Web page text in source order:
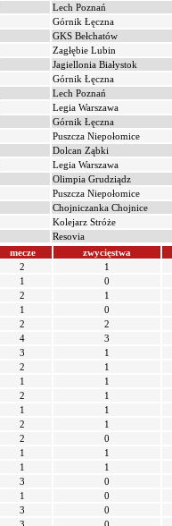
Lech Poznań
Górnik Łęczna
GKS Bełchatów
Zagłębie Lubin
Jagiellonia Białystok
Górnik Łęczna
Lech Poznań
Legia Warszawa
Górnik Łęczna
Puszcza Niepołomice
Dolcan Ząbki
Legia Warszawa
Olimpia Grudziądz
Puszcza Niepołomice
Chojniczanka Chojnice
Kolejarz Stróże
Resovia
mecze
zwycięstwa
2
1
1
0
2
1
1
0
2
2
4
3
3
1
2
1
1
1
2
1
1
1
2
1
2
0
1
1
1
1
3
0
1
0
3
0